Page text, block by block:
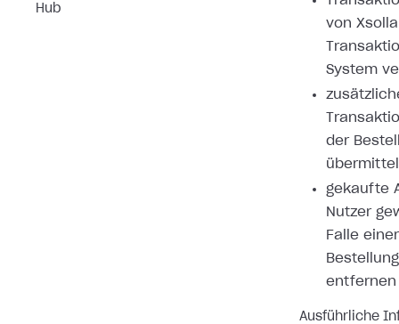
Hub
von
System
der
gekaufte
Nutzer
Falle
entfernen
Ausführliche